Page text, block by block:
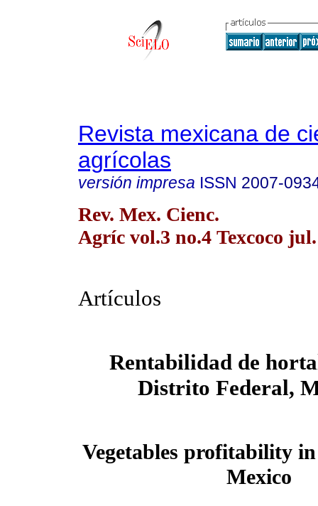
Revista mexicana de
agrícolas
versión impresa ISSN 2007-
Rev. Mex. Cienc.
Agríc vol.3 no.4 Texcoco
Artículos
Rentabilidad de
Distrito Federal,
Vegetables profitability
Mexico